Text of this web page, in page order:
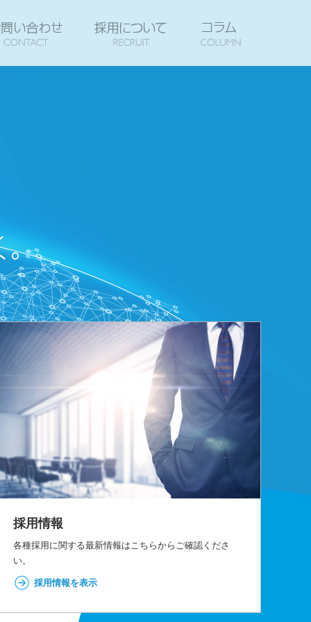
& SERVICE
COMPANY お問い合わせCONTACT採用について
採用情報
各種採用に関する最新情報はこちらからご確認くださ
い。
採用情報を表示